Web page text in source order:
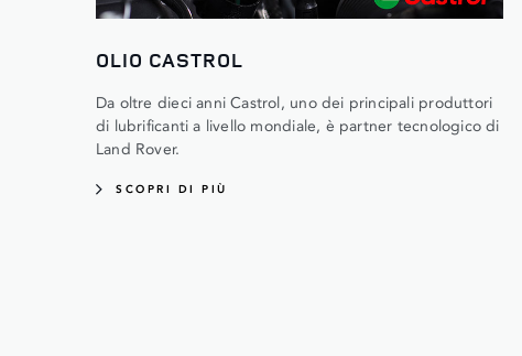
OLIO CASTROL
Da oltre dieci anni Castrol, uno dei principali produttori
di lubrificanti a livello mondiale, è partner tecnologico di
Land Rover.
SCOPRI DI PIÙ